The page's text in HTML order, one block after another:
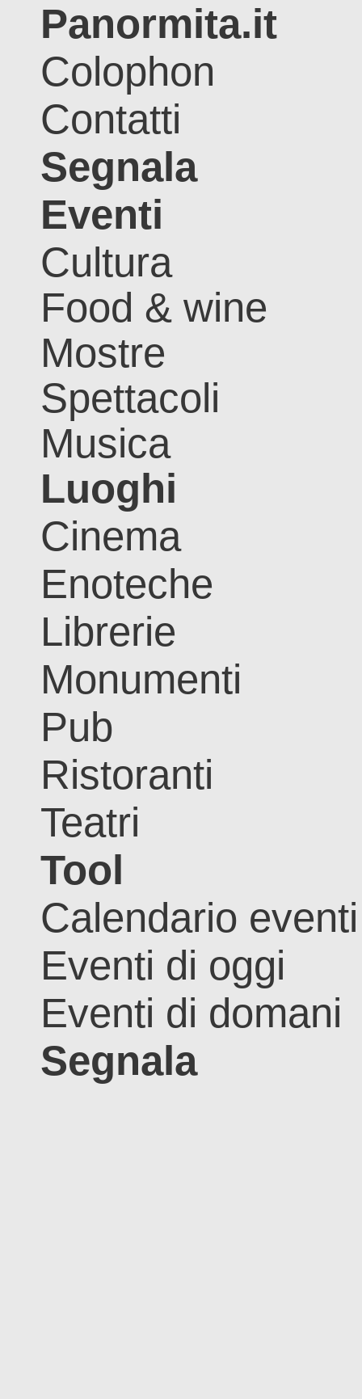
Panormita.it
Colophon
Contatti
Segnala
Eventi
Cultura
Food & wine
Mostre
Spettacoli
Musica
Luoghi
Cinema
Enoteche
Librerie
Monumenti
Pub
Ristoranti
Teatri
Tool
Calendario eventi
Eventi di oggi
Eventi di domani
Segnala